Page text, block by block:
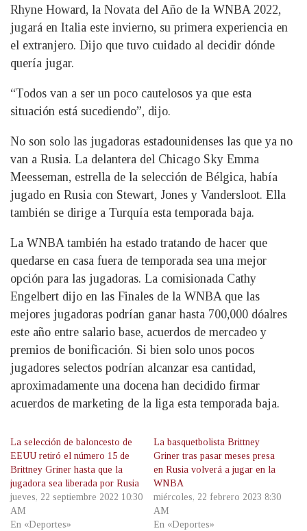
Rhyne Howard, la Novata del Año de la WNBA 2022,
jugará en Italia este invierno, su primera experiencia en
el extranjero. Dijo que tuvo cuidado al decidir dónde
quería jugar.
“Todos van a ser un poco cautelosos ya que esta
situación está sucediendo”, dijo.
No son solo las jugadoras estadounidenses las que ya no
van a Rusia. La delantera del Chicago Sky Emma
Meesseman, estrella de la selección de Bélgica, había
jugado en Rusia con Stewart, Jones y Vandersloot. Ella
también se dirige a Turquía esta temporada baja.
La WNBA también ha estado tratando de hacer que
quedarse en casa fuera de temporada sea una mejor
opción para las jugadoras. La comisionada Cathy
Engelbert dijo en las Finales de la WNBA que las
mejores jugadoras podrían ganar hasta 700,000 dóalres
este año entre salario base, acuerdos de mercadeo y
premios de bonificación. Si bien solo unos pocos
jugadores selectos podrían alcanzar esa cantidad,
aproximadamente una docena han decidido firmar
acuerdos de marketing de la liga esta temporada baja.
La selección de baloncesto de
EEUU retiró el número 15 de
Brittney Griner hasta que la
jugadora sea liberada por Rusia
jueves, 22 septiembre 2022 10:30
AM
En «Deportes»
La basquetbolista Brittney
Griner tras pasar meses presa
en Rusia volverá a jugar en la
WNBA
miércoles, 22 febrero 2023 8:30
AM
En «Deportes»